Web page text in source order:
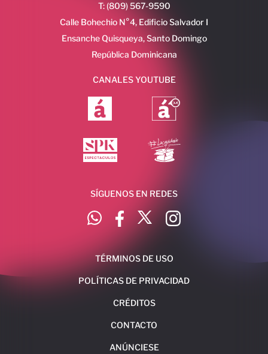
T: (809) 567-9590
Calle Bohechio N°4, Edificio Salvador I
Ensanche Quisqueya, Santo Domingo
República Dominicana
CANALES YOUTUBE
SÍGUENOS EN REDES
TÉRMINOS DE USO
POLÍTICAS DE PRIVACIDAD
CRÉDITOS
CONTACTO
ANÚNCIESE